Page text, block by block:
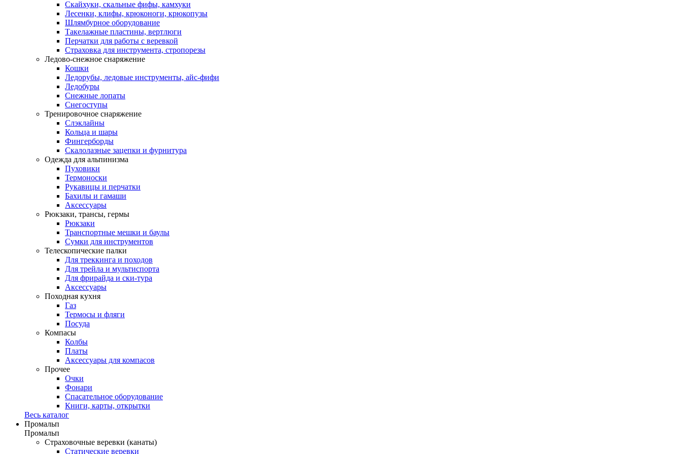
Скайхуки, скальные фифы, камхуки
Лесенки, клифы, крюконоги, крюкопузы
Шлямбурное оборудование
Такелажные пластины, вертлюги
Перчатки для работы с веревкой
Страховка для инструмента, стропорезы
Ледово-снежное снаряжение
Кошки
Ледорубы, ледовые инструменты, айс-фифи
Ледобуры
Снежные лопаты
Снегоступы
Тренировочное снаряжение
Слэклайны
Кольца и шары
Фингерборды
Скалолазные зацепки и фурнитура
Одежда для альпинизма
Пуховики
Термоноски
Рукавицы и перчатки
Бахилы и гамаши
Аксессуары
Рюкзаки, трансы, гермы
Рюкзаки
Транспортные мешки и баулы
Сумки для инструментов
Телескопические палки
Для треккинга и походов
Для трейла и мультиспорта
Для фрирайда и ски-тура
Аксессуары
Походная кухня
Газ
Термосы и фляги
Посуда
Компасы
Колбы
Платы
Аксессуары для компасов
Прочее
Очки
Фонари
Спасательное оборудование
Книги, карты, открытки
Весь каталог
Промальп
Промальп
Страховочные веревки (канаты)
Статические веревки